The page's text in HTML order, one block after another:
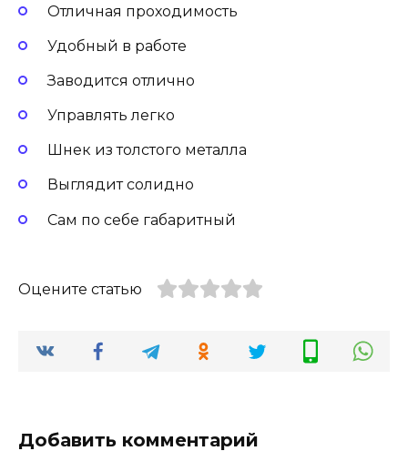
Отличная проходимость
Удобный в работе
Заводится отлично
Управлять легко
Шнек из толстого металла
Выглядит солидно
Сам по себе габаритный
Оцените статью
Добавить комментарий